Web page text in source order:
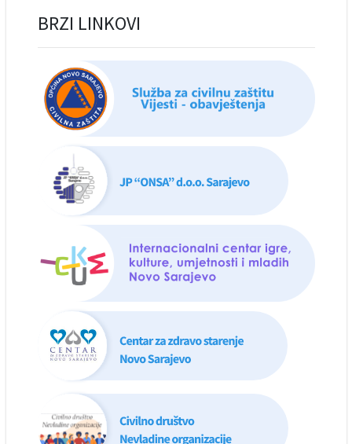
BRZI LINKOVI